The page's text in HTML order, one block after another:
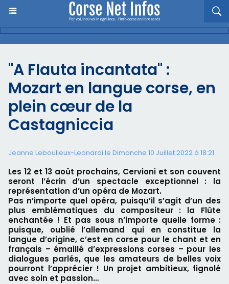
"A Flauta incantata" :
Mozart en langue corse, en
plein cœur de la
Castagniccia
Jeanne Leboulleux-Leonardi le Dimanche 10 Juillet 2022 à 18:21
Les 12 et 13 août prochains, Cervioni et son couvent
seront l’écrin d’un spectacle exceptionnel : la
représentation d’un opéra de Mozart.
Pas n’importe quel opéra, puisqu’il s’agit d’un des
plus emblématiques du compositeur : la Flûte
enchantée ! Et pas sous n’importe quelle forme :
puisque, oublié l’allemand qui en constitue la
langue d’origine, c’est en corse pour le chant et en
français – émaillé d’expressions corses – pour les
dialogues parlés, que les amateurs de belles voix
pourront l’apprécier ! Un projet ambitieux, fignolé
avec soin et passion…